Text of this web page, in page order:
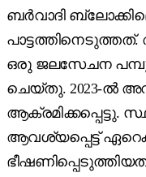
ബർവാദി
ഒരു ജലസേചന
ചെയ്തു. 2023-ൽ
ആക്രമിക്കപ്പെട്ടു.
ആവശ്യപ്പെട്ട്